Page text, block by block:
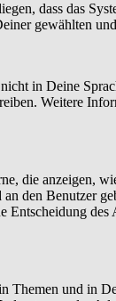
dass das
gewählten
in Deine
Weitere
die anzeigen,
den Benutzer
Themen und in